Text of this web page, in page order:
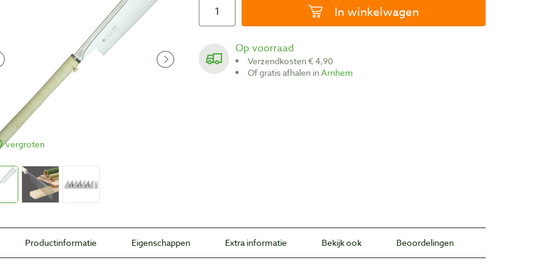
vergroten
In winkelwagen
Op voorraad
Verzendkosten € 4,90
Of gratis afhalen inArnhem
Productinformatie Eigenschappen Extra informatie Bekijk ook Beoordelingen